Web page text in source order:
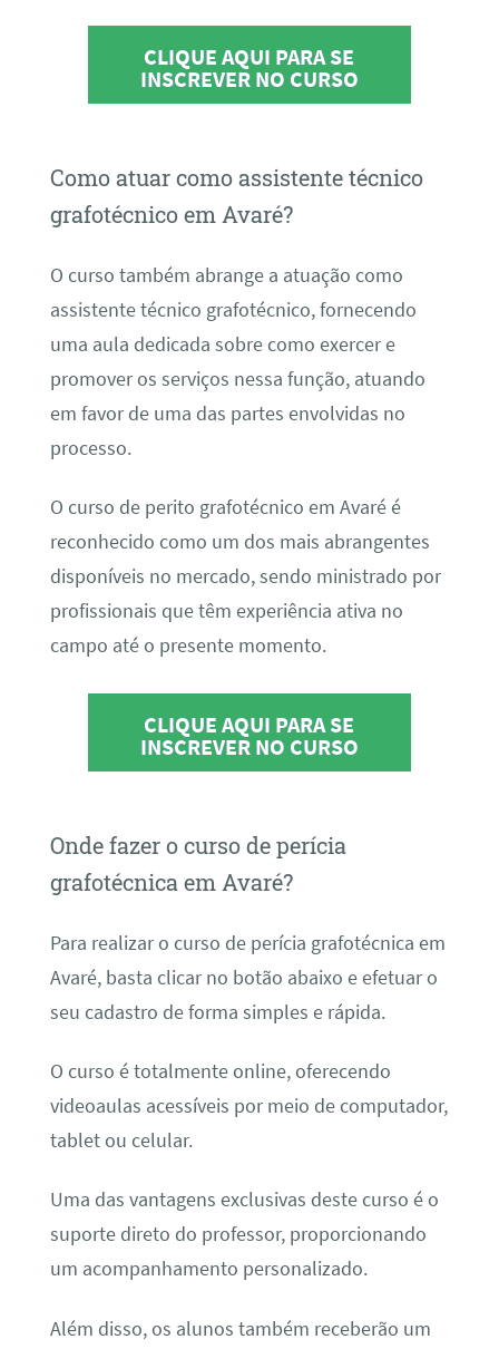
CLIQUE AQUI PARA SE
INSCREVER NO CURSO
Como atuar como assistente técnico
grafotécnico em Avaré?
O curso também abrange a atuação como
assistente técnico grafotécnico, fornecendo
uma aula dedicada sobre como exercer e
promover os serviços nessa função, atuando
em favor de uma das partes envolvidas no
processo.
O curso de perito grafotécnico em Avaré é
reconhecido como um dos mais abrangentes
disponíveis no mercado, sendo ministrado por
profissionais que têm experiência ativa no
campo até o presente momento.
CLIQUE AQUI PARA SE
INSCREVER NO CURSO
Onde fazer o curso de perícia
grafotécnica em Avaré?
Para realizar o curso de perícia grafotécnica em
Avaré, basta clicar no botão abaixo e efetuar o
seu cadastro de forma simples e rápida.
O curso é totalmente online, oferecendo
videoaulas acessíveis por meio de computador,
tablet ou celular.
Uma das vantagens exclusivas deste curso é o
suporte direto do professor, proporcionando
um acompanhamento personalizado.
Além disso, os alunos também receberão um